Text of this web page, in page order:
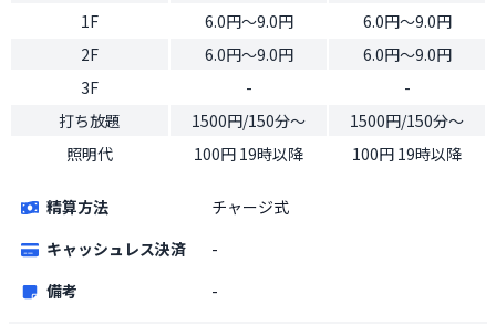
1F
6.0円〜9.0円
6.0円〜9.0円
2F
6.0円〜9.0円
6.0円〜9.0円
3F
-
-
打ち放題
1500円/150分〜
1500円/150分〜
照明代
100円 19時以降 100円 19時以降
精算方法
チャージ式
キャッシュレス決済
-
備考
-